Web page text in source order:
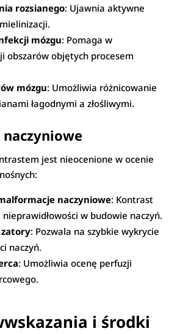
rozsianego: Ujawnia aktywne
mózgu: Pomaga w
obszarów objętych procesem
mózgu: Umożliwia różnicowanie
łagodnymi a złośliwymi.
jest nieocenione w ocenie
naczyniowe: Kontrast
w budowie naczyń.
zatory: Pozwala na szybkie wykrycie
naczyń.
: Umożliwia ocenę perfuzji
i środki